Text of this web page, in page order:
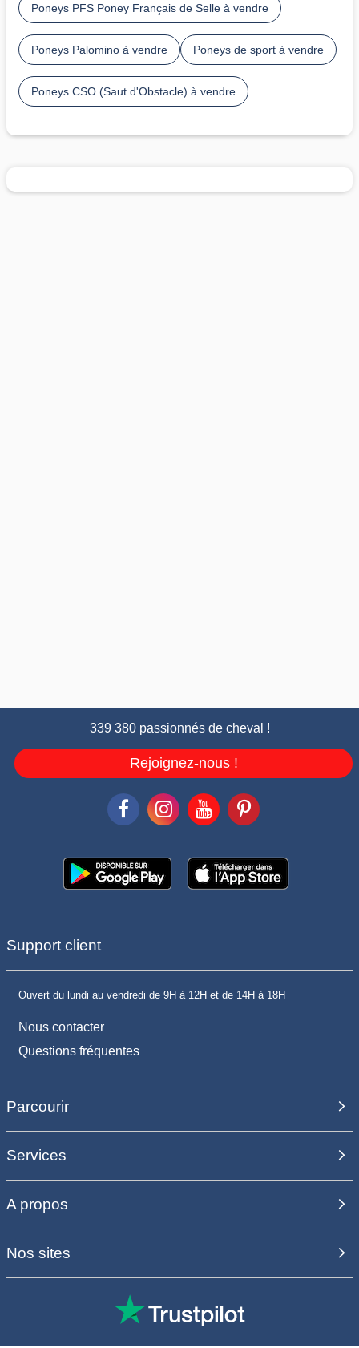
Poneys PFS Poney Français de Selle à vendre
Poneys Palomino à vendre Poneys de sport à vendre
Poneys CSO (Saut d'Obstacle) à vendre
339 380 passionnés de cheval !
Rejoignez-nous !
Support client
Ouvert du lundi au vendredi de 9H à 12H et de 14H à 18H
Nous contacter
Questions fréquentes
Parcourir
Services
A propos
Nos sites